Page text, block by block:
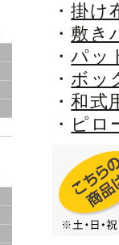
・掛け
・ 敷き
・パッ
・ ボッ
・和式
・ ピロ